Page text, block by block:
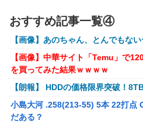
【にじさんじ】委員長、
か…『もう何でも作れそうやな
モバＰ「アイドルにセクハラ
【画像】漫画・アニメの「武
な疑問ｗｗｗｗ
【種運命】ネオが結局よく分
った後ももやもやしてる
※ガンダム ガンキャノン ガン
感ないV作戦の4機目を考えた奴が
【オリジナル可動フィギュア】
アクションマッスルボディ」可動フ
【重音テト】コナミデフォルメフ
Ver.」「重音テト SV衣装Ver.」【
国内スイッチ2普及ペース深刻。販
おすすめ記事一覧④
【画像】あのちゃん、とんでもな
【画像】中華サイト「Temu」で
を買ってみた結果ｗｗｗｗ
【朗報】 HDDの価格限界突破！
小島大河 .258(213-55) 5本 22打点
だある？